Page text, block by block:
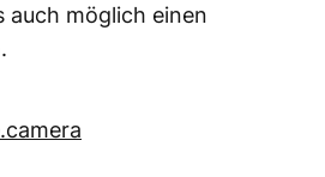
auch möglich einen